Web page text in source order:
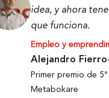
idea, y ahora
que funciona.
Empleo y
Alejandro
Primer premio de
Metabokare